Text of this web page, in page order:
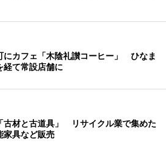
にカフェ「木陰礼讃コーヒー」 ひなま
経て常設店舗に
古材と古道具」 リサイクル業で集めた
家具など販売